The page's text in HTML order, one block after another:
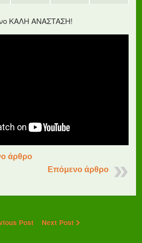
ΚΑΛΗ ΑΝΑΣΤΑΣΗ!
άρθρο
Επόμενο άρθρο
Post Next Post